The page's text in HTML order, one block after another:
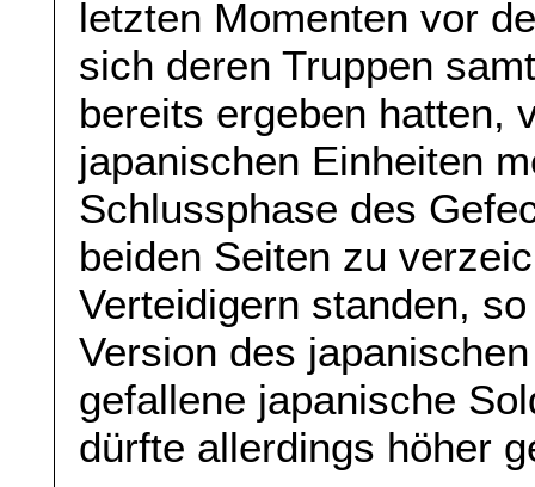
letzten Momenten vor
sich deren Truppen
bereits ergeben hatten,
japanischen Einheiten
Schlussphase des
beiden Seiten zu
Verteidigern standen,
Version des
gefallene japanische
dürfte allerdings höher